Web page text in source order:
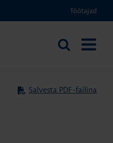
Töötajad
Otsi
Salvesta PDF-failina